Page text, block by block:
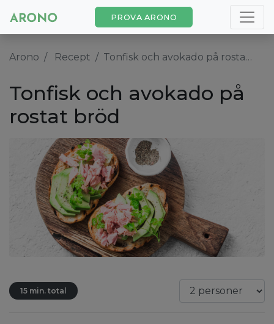
PROVA ARONO
Arono Recept Tonfisk och avokado på rostat bröd
Tonfisk och avokado på
rostat bröd
15 min. total